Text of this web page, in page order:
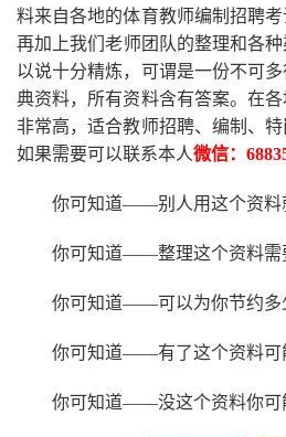
料来自各地的体育教师编制招聘考
再加上我们老师 团队的整理和各
以说十分精炼，可谓是一份不可
典资料，所有资料含有答案。在
非常高，适合教师招聘、编制、特
如果需要可以联系本人微信：
你可知道——别人用这个资料
你可知道——整理这个资料需
你可知道——可以为你节约多
你可知道——有了这个资料可
你可知道——没这个资料你可